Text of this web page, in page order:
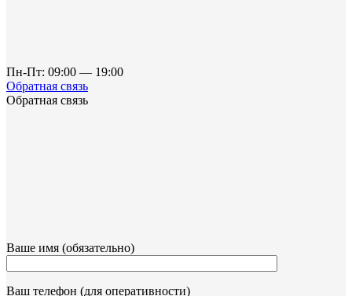
Пн-Пт: 09:00 — 19:00
Обратная связь
Обратная связь
Ваше имя (обязательно)
Ваш телефон (для оперативности)